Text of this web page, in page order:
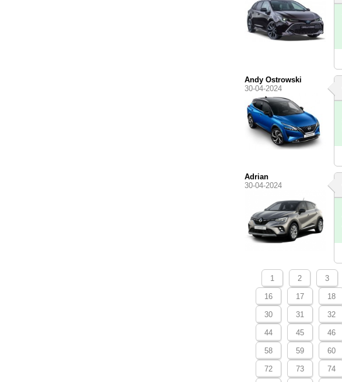
Andy Ostrowski
30-04-2024
Adrian
30-04-2024
1 2 3
16 17 18
30 31 32
44 45 46
58 59 60
72 73 74